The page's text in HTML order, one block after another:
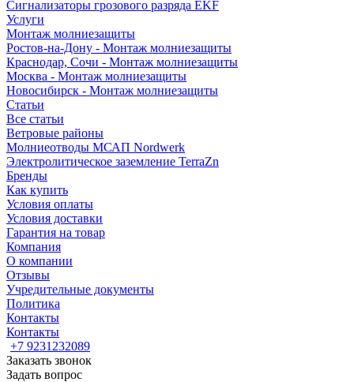
Сигнализаторы грозового разряда EKF
Услуги
Монтаж молниезащиты
Ростов-на-Дону - Монтаж молниезащиты
Краснодар, Сочи - Монтаж молниезащиты
Москва - Монтаж молниезащиты
Новосибирск - Монтаж молниезащиты
Статьи
Все статьи
Ветровые районы
Молниеотводы МСАП Nordwerk
Электролитическое заземление TerraZn
Бренды
Как купить
Условия оплаты
Условия доставки
Гарантия на товар
Компания
О компании
Отзывы
Учредительные документы
Политика
Контакты
Контакты
+7 9231232089
Заказать звонок
Задать вопрос